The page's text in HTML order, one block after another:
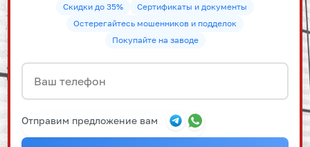
Скидки до 35%
Сертификаты и документы
Остерегайтесь мошенников и подделок
Покупайте на заводе
Отправим предложение вам